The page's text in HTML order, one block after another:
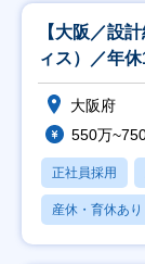
【大阪／設
ィス）／年
上場
大阪府
550万
正社員採用
産休・育休あり